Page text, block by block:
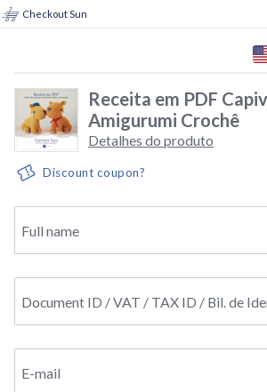
Checkout Sun
Receita em PDF
Amigurumi Crochê
Detalhes do produto
Discount coupon?
Full name
Document ID / VAT / TAX ID / Bil. de
E-mail